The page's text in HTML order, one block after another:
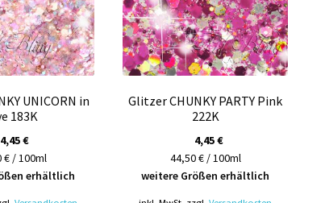
der
Produktseite
gewählt
werden
der
gewählt
werden
UNICORN in
183K
4,45€
€ / 100ml
erhältlich
Glitzer CHUNKY PARTY Pink
222K
4,45€
44,50 € / 100ml
weitere Größen erhältlich